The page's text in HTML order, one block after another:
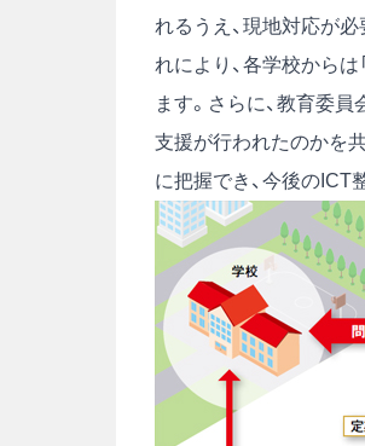
れるうえ、現地対応が
れにより、各学校から
ます。さらに、教育委
支援が行われたのかを
に把握でき、今後のICT